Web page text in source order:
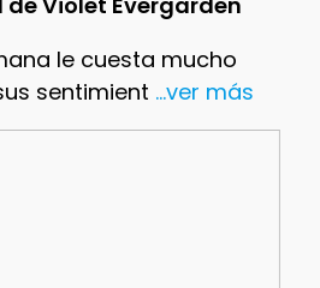
le cuesta mucho
sentimient ...ver más